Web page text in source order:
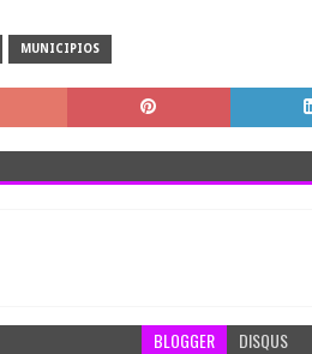
MUNICIPIOS
BLOGGER DISQUS